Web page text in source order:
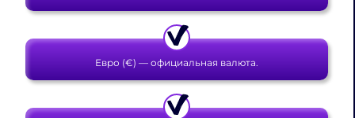
Евро (€) — официальная валюта.